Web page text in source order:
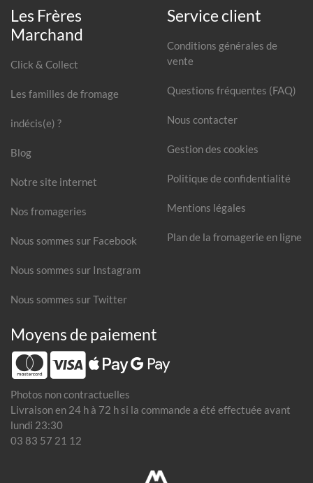
Les Frères
Marchand
Click & Collect
Les familles de fromage
indécis(e) ?
Blog
Notre site internet
Nos fromageries
Nous sommes sur Facebook
Nous sommes sur Instagram
Nous sommes sur Twitter
Service client
Conditions générales de
vente
Questions fréquentes (FAQ)
Nous contacter
Gestion des cookies
Politique de confidentialité
Mentions légales
Plan de la fromagerie en ligne
Moyens de paiement
Photos non contractuelles
Livraison en 24 h à 72 h si la commande a été effectuée avant
lundi 23:30
03 83 57 21 12